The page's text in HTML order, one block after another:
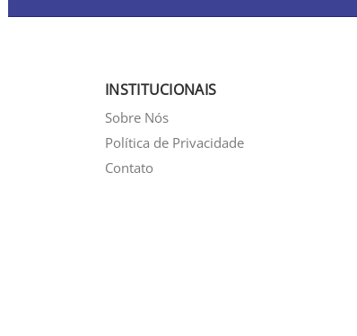
INSTITUCIONAIS
Sobre Nós
Política de Privacidade
Contato